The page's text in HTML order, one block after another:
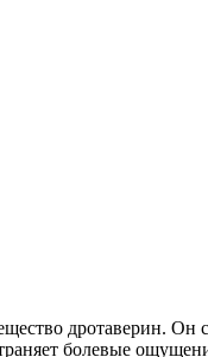
дротаверин. Он
болевые